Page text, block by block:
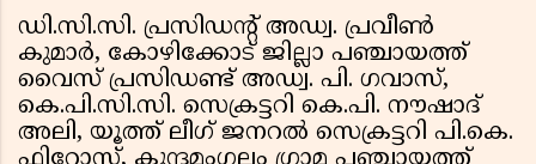
ഡി.സി.സി. പ്രസിഡന്റ് അഡ്വ. പ്രവീൺ
കുമാർ, കോഴിക്കോട് ജില്ലാ പഞ്ചായത്ത്
വൈസ് പ്രസിഡണ്ട് അഡ്വ. പി. ഗവാസ്,
കെ.പി.സി.സി. സെക്രട്ടറി കെ.പി. നൗഷാദ്
അലി, യൂത്ത് ലീഗ് ജനറൽ സെക്രട്ടറി പി.കെ.